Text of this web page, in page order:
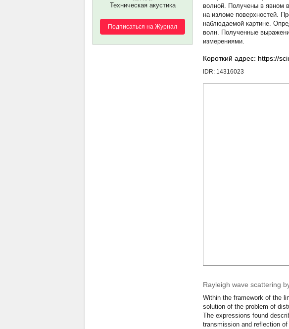
Техническая акустика
Подписаться на Журнал
волной. Получены в явном
на изломе поверхностей.
наблюдаемой картине.
волн. Полученные
измерениями.
Короткий адрес: https://
IDR: 14316023
Rayleigh wave scattering
Within the framework of the
solution of the problem of
The expressions found
transmission and reflection